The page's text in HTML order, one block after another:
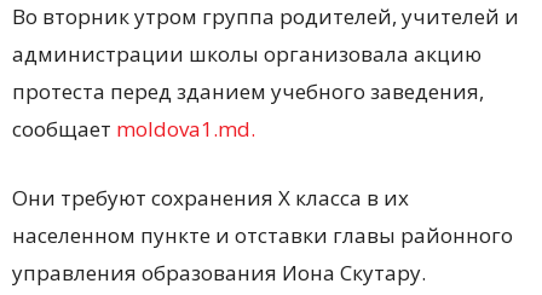
Во вторник утром группа родителей, учителей и
администрации школы организовала акцию
протеста перед зданием учебного заведения,
сообщает moldova1.md.
Они требуют сохранения Х класса в их
населенном пункте и отставки главы районного
управления образования Иона Скутару.